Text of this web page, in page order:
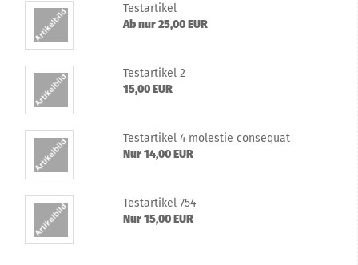
Te­st­ar­ti­kel
Ab nur 25,00 EUR
Te­st­ar­ti­kel 2
15,00 EUR
Te­st­ar­ti­kel 4 mo­lestie con­se­quat
Nur 14,00 EUR
Te­st­ar­ti­kel 754
Nur 15,00 EUR